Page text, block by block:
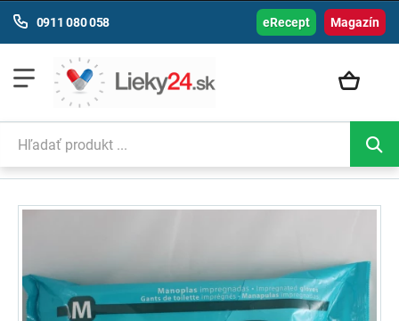
Magazín
0911 080 058 eRecept